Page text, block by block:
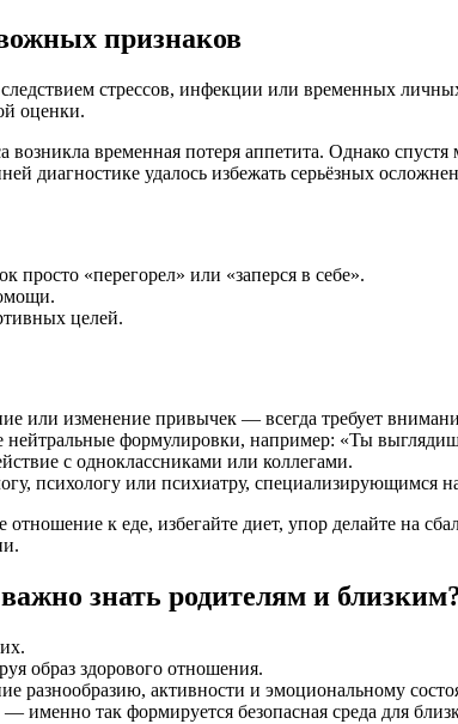
признаков
стрессов, инфекции или временных
оценки.
временная потеря аппетита. Однако
диагностике удалось избежать серьёзных
«перегорел» или «заперся в себе».
целей.
или изменение привычек — всегда требует
нейтральные формулировки, например: «Ты
с одноклассниками или коллегами.
психологу или психиатру, специализирующимся
к еде, избегайте диет, упор делайте на
знать родителям и
образ здорового отношения.
разнообразию, активности и эмоциональному
так формируется безопасная среда для